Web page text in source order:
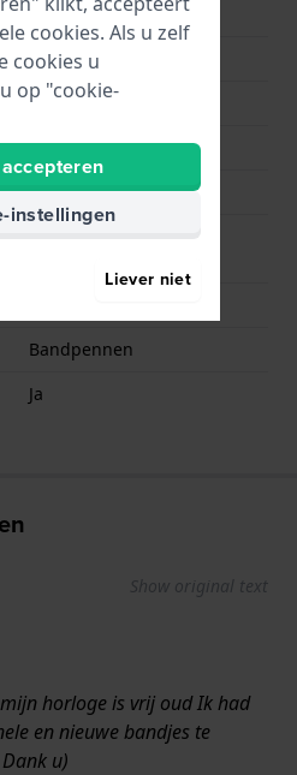
12 mm
12 mm
Zwart
Gesp
Zilver
70 mm
Bandpennen
Ja
Show original text
horloge is vrij oud Ik had
en nieuwe bandjes te
u)
cookies. Als u zelf
cookies u
op "cookie-
instellingen
Liever niet